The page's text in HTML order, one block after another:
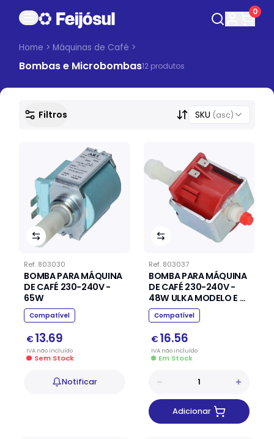
0
Home >Máquinas de Café >
Bombas e Microbombas12 produtos
Filtros SKU (asc)
Ref. 803030
BOMBA PARA MÁQUINA
DE CAFÉ 230-240V -
65W
Compatível
€ 13.69
IVA nãoincluído
Sem Stock
Notificar
Ref. 803037
BOMBA PARA MÁQUINA
DE CAFÉ 230-240V -
48W ULKA MODELO E -
TYPE EP7
Compatível
€ 16.56
IVA nãoincluído
Em Stock
Adicionar